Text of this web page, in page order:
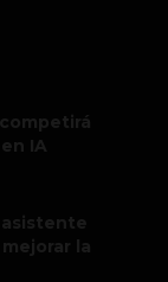
IA
asistente
la